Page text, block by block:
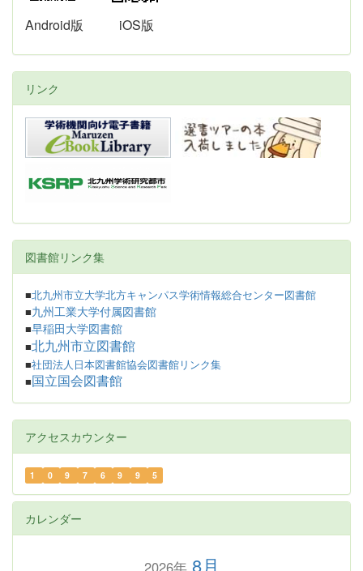
Android版 iOS版
リンク
図書館リンク集
■北九州市立大学北方キャンパス学術情報総合センター図書館
■九州工業大学付属図書館
■早稲田大学図書館
■北九州市立図書館
■社団法人日本図書館協会図書館リンク集
■ 国立国会図書館
アクセスカウンター
1 0 9 7 6 9 9 5
カレンダー
2026年8月